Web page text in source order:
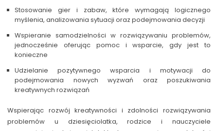
Stosowanie gier i zabaw, które wymagają logicznego
myślenia, analizowania sytuacji oraz podejmowania decyzji
Wspieranie samodzielności w rozwiązywaniu problemów,
jednocześnie oferując pomoc i wsparcie, gdy jest to
konieczne
Udzielanie pozytywnego wsparcia i motywacji do
podejmowania nowych wyzwań oraz poszukiwania
kreatywnych rozwiązań
Wspierając rozwój kreatywności i zdolności rozwiązywania
problemów u dziesięciolatka, rodzice i nauczyciele